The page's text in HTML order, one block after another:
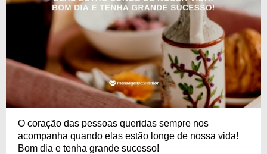
O coração das pessoas queridas sempre nos
acompanha quando elas estão longe de nossa vida!
Bom dia e tenha grande sucesso!